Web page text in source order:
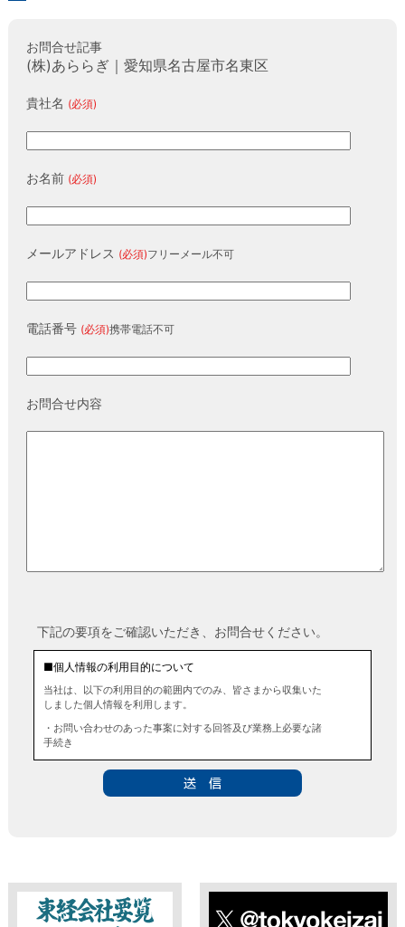
お問合せ記事
(株)あららぎ｜愛知県名古屋市名東区
貴社名 (必須)
お名前 (必須)
メールアドレス (必須)フリーメール不可
電話番号 (必須)携帯電話不可
お問合せ内容
下記の要項をご確認いただき、お問合せください。
■個人情報の利用目的について
当社は、以下の利用目的の範囲内でのみ、皆さまから収集いた
しました個人情報を利用します。
・お問い合わせのあった事案に対する回答及び業務上必要な諸
手続き
■個人情報の第三者提供について
■ 個人情報提供の任意性及び留意点
個人情報のご提供は任意ですが、必要な個人情報をご提供いた
だけなかった場合は、上記利用目的を達成できない場合があり